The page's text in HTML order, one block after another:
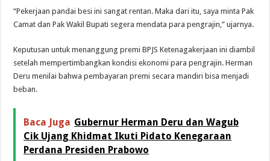
“Pekerjaan pandai besi ini sangat rentan. Maka dari itu, saya minta Pak
Camat dan Pak Wakil Bupati segera mendata para pengrajin,” ujarnya.
Keputusan untuk menanggung premi BPJS Ketenagakerjaan ini diambil
setelah mempertimbangkan kondisi ekonomi para pengrajin. Herman
Deru menilai bahwa pembayaran premi secara mandiri bisa menjadi
beban.
Baca Juga Gubernur Herman Deru dan Wagub
Cik Ujang Khidmat Ikuti Pidato Kenegaraan
Perdana Presiden Prabowo